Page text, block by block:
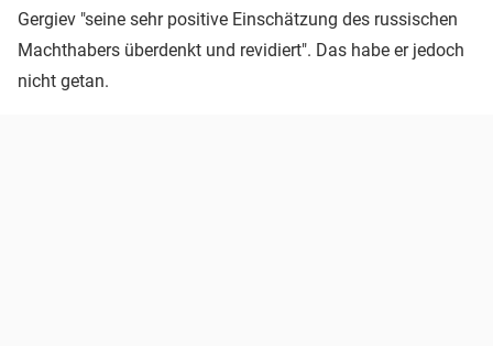
Gergiev "seine sehr positive Einschätzung des russischen
Machthabers überdenkt und revidiert". Das habe er jedoch
nicht getan.